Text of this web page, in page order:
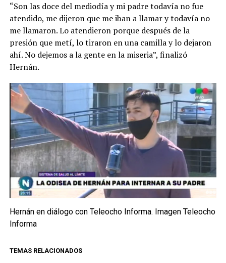
“Son las doce del mediodía y mi padre todavía no fue
atendido, me dijeron que me iban a llamar y todavía no
me llamaron. Lo atendieron porque después de la
presión que metí, lo tiraron en una camilla y lo dejaron
ahí. No dejemos a la gente en la miseria”, finalizó
Hernán.
Hernán en diálogo con Teleocho Informa. Imagen Teleocho
Informa
TEMAS RELACIONADOS